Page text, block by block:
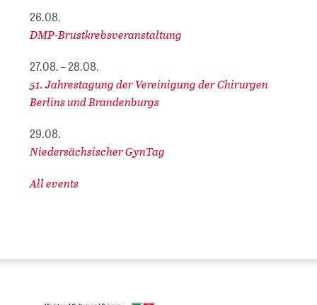
26.08.
DMP-Brustkrebsveranstaltung
27.08. – 28.08.
51. Jahrestagung der Vereinigung der Chirurgen
Berlins und Brandenburgs
29.08.
Niedersächsischer GynTag
All events